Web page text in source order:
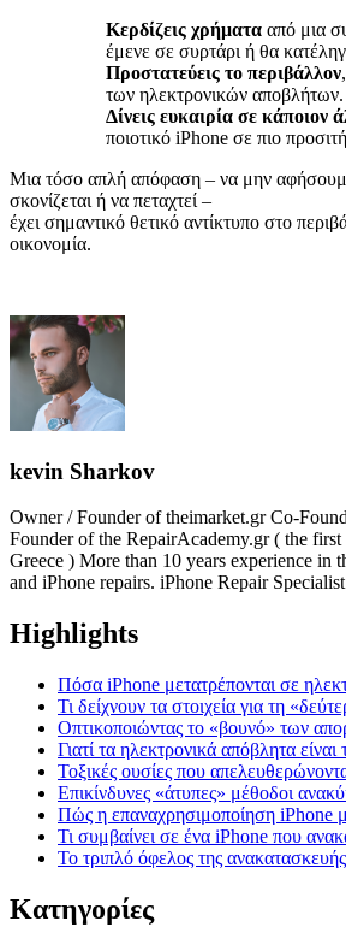
Κερδίζεις χρήματα από μια
έμενε σε συρτάρι ή θα
Προστατεύεις το περιβάλλον
των ηλεκτρονικών αποβλήτων.
Δίνεις ευκαιρία σε κάποιον
ποιοτικό iPhone σε πιο
Μια τόσο απλή απόφαση – να μην
σκονίζεται ή να πεταχτεί –
έχει σημαντικό θετικό αντίκτυπο στο
οικονομία.
kevin Sharkov
Owner / Founder of theimarket.gr Co-
Founder of the RepairAcademy.gr ( the first
Greece ) More than 10 years experience in
and iPhone repairs. iPhone Repair
Highlights
Πόσα iPhone μετατρέπονται σε
Τι δείχνουν τα στοιχεία για τη
Οπτικοποιώντας το «βουνό» των
Γιατί τα ηλεκτρονικά απόβλητα είναι
Τοξικές ουσίες που
Επικίνδυνες «άτυπες» μέθοδοι
Πώς η επαναχρησιμοποίηση iPhone
Τι συμβαίνει σε ένα iPhone που
Το τριπλό όφελος της ανακατασκευής
Κατηγορίες